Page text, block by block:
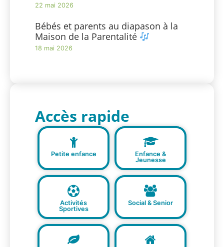
22 mai 2026
Bébés et parents au diapason à la
Maison de la Parentalité
18 mai 2026
Accès rapide
Petite enfance
Enfance &
Jeunesse
Activités
Sportives
Social & Senior